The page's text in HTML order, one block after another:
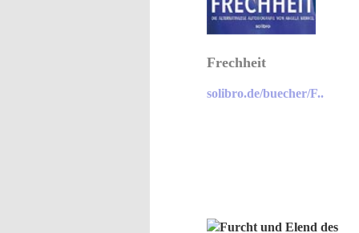
Frechheit
solibro.de/buecher/F..